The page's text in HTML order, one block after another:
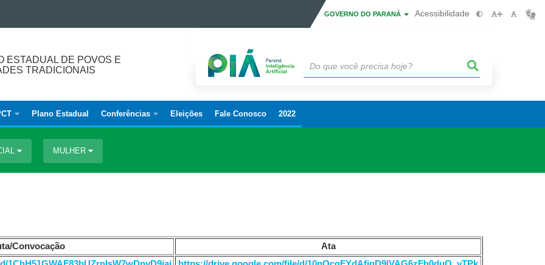
GOVERNO DO PARANÁ Acessibilidade
ESTADUAL DE POVOS E
TRADICIONAIS
Plano Estadual Conferências Eleições Fale Conosco 2022
MULHER
Convocação
Ata